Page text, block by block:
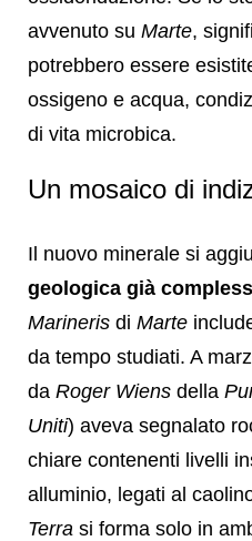
avvenuto su Marte,
potrebbero essere
ossigeno e acqua,
di vita microbica.
Un mosaico di
Il nuovo minerale si
geologica già
Marineris di Marte
da tempo studiati. A
da Roger Wiens della
Uniti) aveva segnalato
chiare contenenti livelli
alluminio, legati al
Terra si forma solo in